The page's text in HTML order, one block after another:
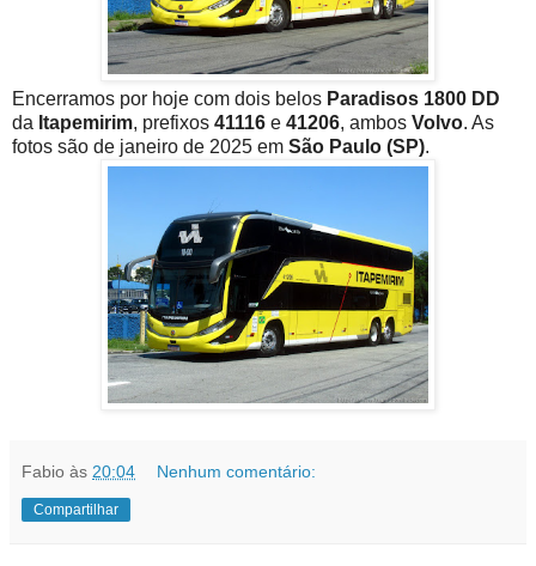
Encerramos por hoje com dois belos Paradisos 1800 DD
da Itapemirim, prefixos 41116 e 41206, ambos Volvo. As
fotos são de janeiro de 2025 em São Paulo (SP).
Fabio às 20:04 Nenhum comentário:
Compartilhar